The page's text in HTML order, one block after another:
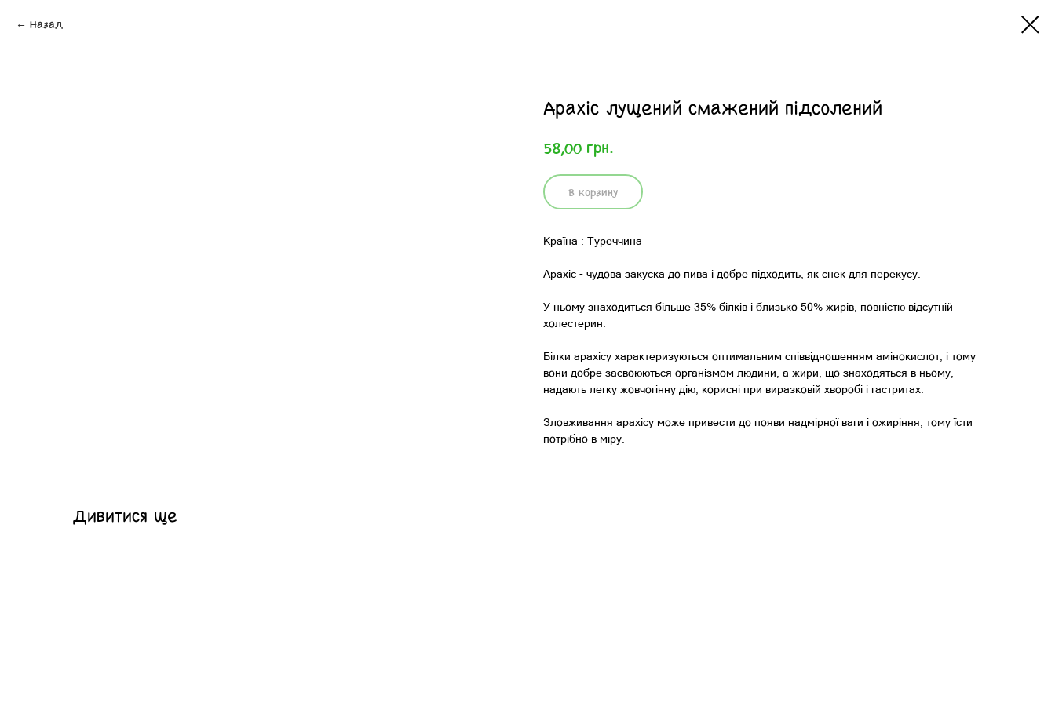
Назад
Арахіс лущений смажений підсолений
58,00 грн.
В корзину
Країна : Туреччина
Арахіс - чудова закуска до пива і добре підходить, як снек для перекусу.
У ньому знаходиться більше 35% білків і близько 50% жирів, повністю відсутній
холестерин.
Білки арахісу характеризуються оптимальним співвідношенням амінокислот, і тому
вони добре засвоюються організмом людини, а жири, що знаходяться в ньому,
надають легку жовчогінну дію, корисні при виразковій хворобі і гастритах.
Зловживання арахісу може привести до появи надмірної ваги і ожиріння, тому їсти
потрібно в міру.
Дивитися ще